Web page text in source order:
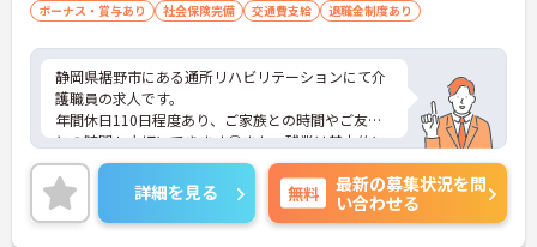
ボーナス・賞与あり
社会保険完備 交通費支給 退職金制度あり
静岡県裾野市にある通所リハビリテーションにて介
護職員の求人です。
年間休日110日程度あり、ご家族との時間やご友人
との時間も大切にできます◎また、残業は基本的に
ございませんので、ゆとりをもってご就業いただけ
ます！
ご興味をお持ちの方はお気軽にお問合せ下さい。
詳細を見る 無料
最新の募集状況を問
い合わせる